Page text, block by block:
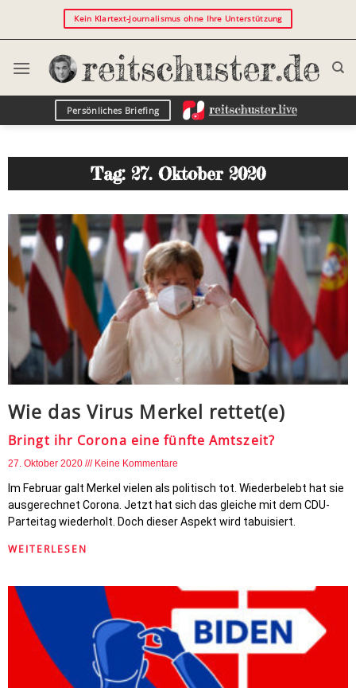
Kein Klartext-Journalismus ohne Ihre Unterstützung
Persönliches Briefing
Tag: 27. Oktober 2020
Wie das Virus Merkel rettet(e)
Bringt ihr Corona eine fünfte Amtszeit?
27. Oktober 2020 Keine Kommentare
Im Februar galt Merkel vielen als politisch tot. Wiederbelebt hat sie
ausgerechnet Corona. Jetzt hat sich das gleiche mit dem CDU-
Parteitag wiederholt. Doch dieser Aspekt wird tabuisiert.
WEITERLESEN